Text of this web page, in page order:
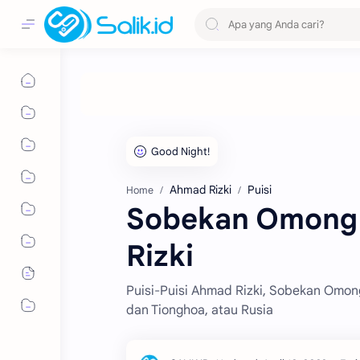
Home Ahmad Rizki Puisi
Sobekan
Rizki
Puisi-Puisi Ahmad Rizki, Sobekan
dan Tionghoa, atau Rusia